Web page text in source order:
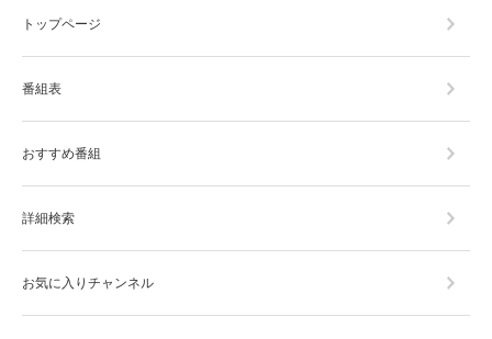
トップページ
番組表
おすすめ番組
詳細検索
お気に入りチャンネル